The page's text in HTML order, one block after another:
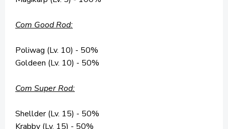
Com Good Rod:
Poliwag (Lv. 10) - 50%
Goldeen (Lv. 10) - 50%
Com Super Rod:
Shellder (Lv. 15) - 50%
Krabby (Lv. 15) - 50%